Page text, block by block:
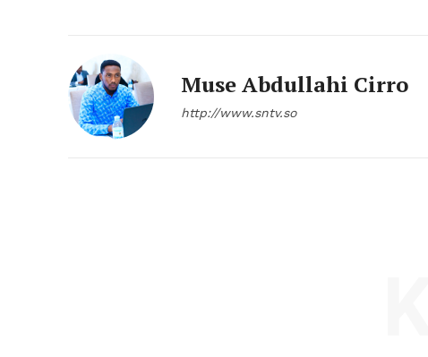
Muse Abdullahi Cirro
http://www.sntv.so